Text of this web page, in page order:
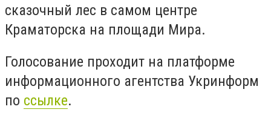
сказочный лес в самом центре
Краматорска на площади Мира.
Голосование проходит на платформе
информационного агентства Укринформ
по ссылке.